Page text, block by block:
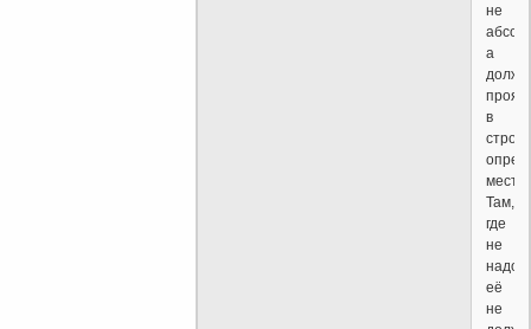
не
а
в
строго
месте.
Там,
где
не
надо,
её
не